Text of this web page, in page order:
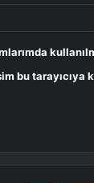
bu tarayıcıya